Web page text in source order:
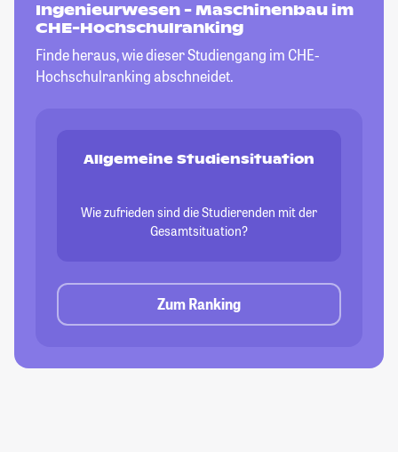
Ingenieurwesen - Maschinenbau im
CHE-Hochschulranking
Finde heraus, wie dieser Studiengang im CHE-
Hochschulranking abschneidet.
Allgemeine Studiensituation
Wie zufrieden sind die Studierenden mit der
Gesamtsituation?
Zum Ranking